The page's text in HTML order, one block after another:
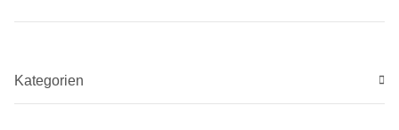
Kategorien